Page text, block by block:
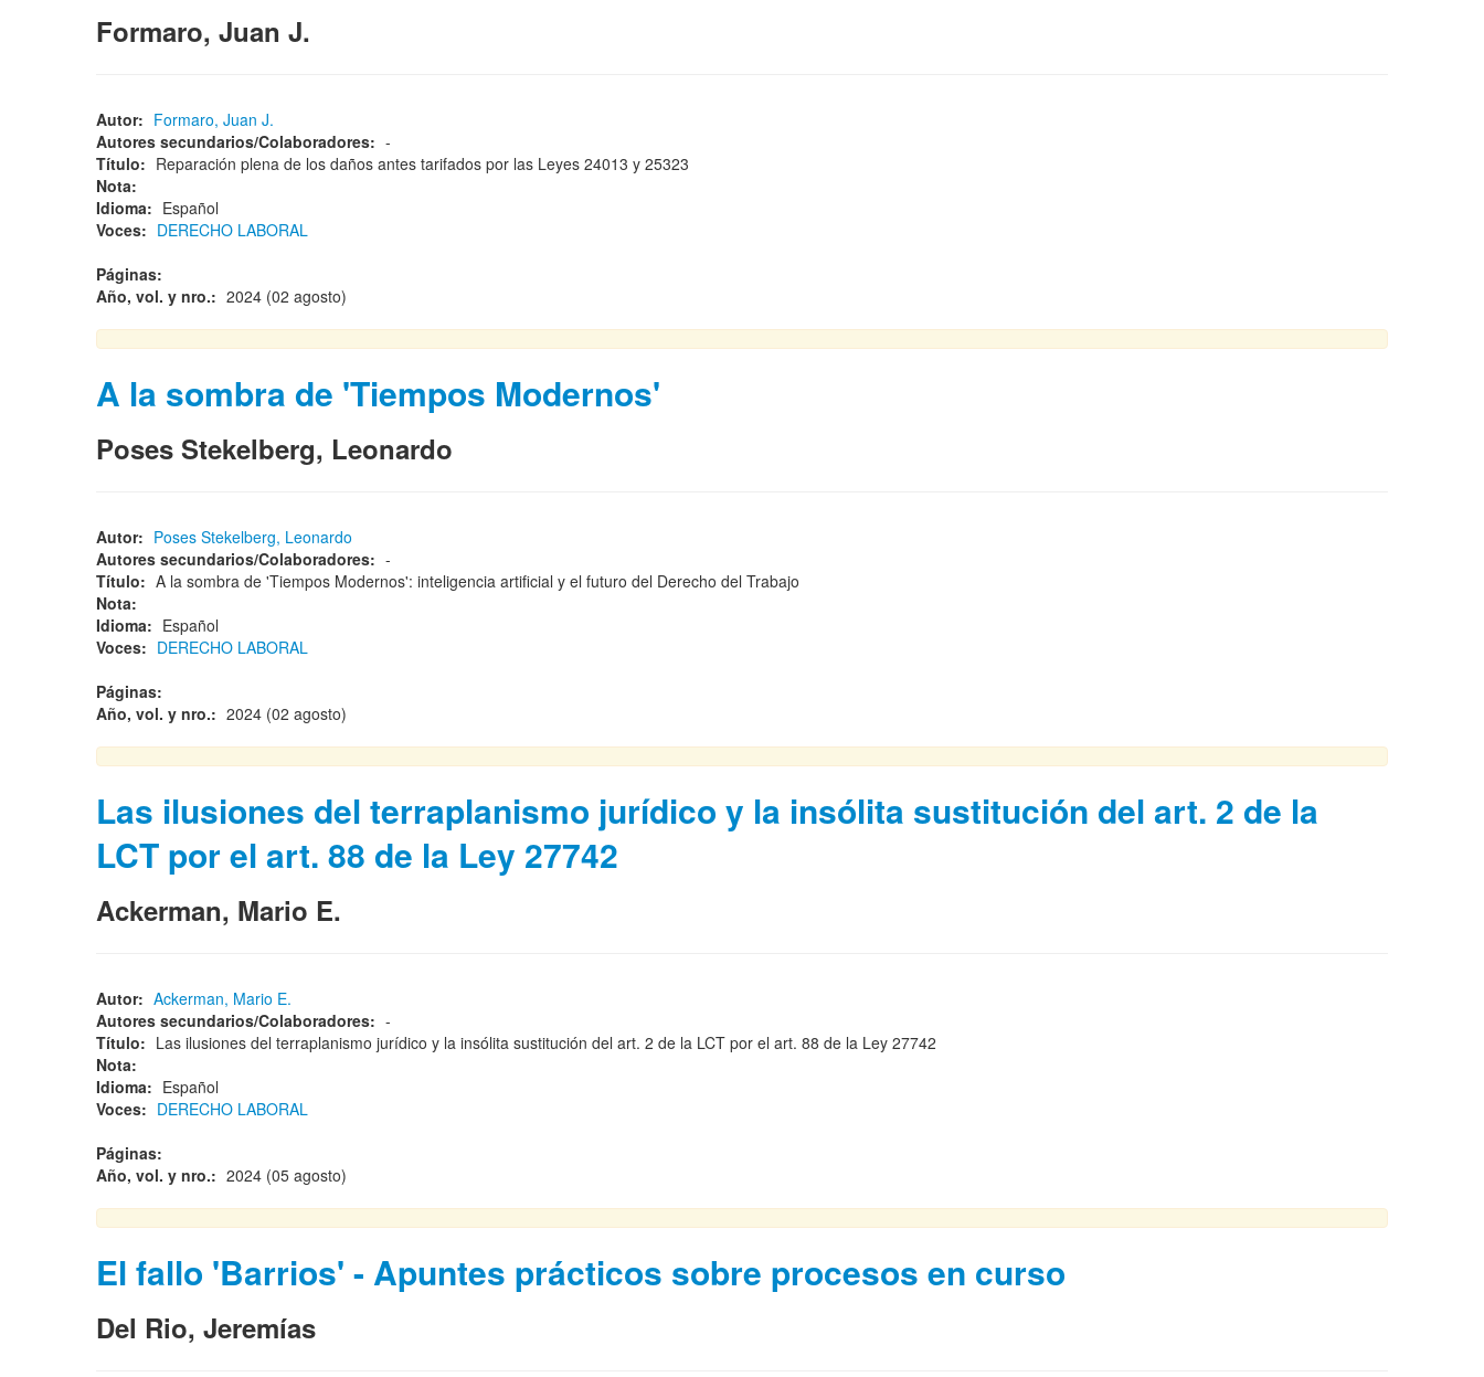
Formaro, Juan J.
Autor: Formaro, Juan J.
Autores secundarios/Colaboradores: -
Título: Reparación plena de los daños antes tarifados por las Leyes 24013 y 25323
Nota:
Idioma: Español
Voces: DERECHO LABORAL
Páginas:
Año, vol. y nro.: 2024 (02 agosto)
A la sombra de 'Tiempos Modernos'
Poses Stekelberg, Leonardo
Autor: Poses Stekelberg, Leonardo
Autores secundarios/Colaboradores: -
Título: A la sombra de 'Tiempos Modernos': inteligencia artificial y el futuro del Derecho del Trabajo
Nota:
Idioma: Español
Voces: DERECHO LABORAL
Páginas:
Año, vol. y nro.: 2024 (02 agosto)
Las ilusiones del terraplanismo jurídico y la insólita sustitución del art. 2 de la
LCT por el art. 88 de la Ley 27742
Ackerman, Mario E.
Autor: Ackerman, Mario E.
Autores secundarios/Colaboradores: -
Título: Las ilusiones del terraplanismo jurídico y la insólita sustitución del art. 2 de la LCT por el art. 88 de la Ley 27742
Nota:
Idioma: Español
Voces: DERECHO LABORAL
Páginas:
Año, vol. y nro.: 2024 (05 agosto)
El fallo 'Barrios' - Apuntes prácticos sobre procesos en curso
Del Rio, Jeremías